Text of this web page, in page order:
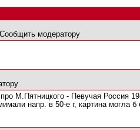
Сообщить модератору
М.Пятницкого - Певучая Россия
напр. в 50-е г, картина могла